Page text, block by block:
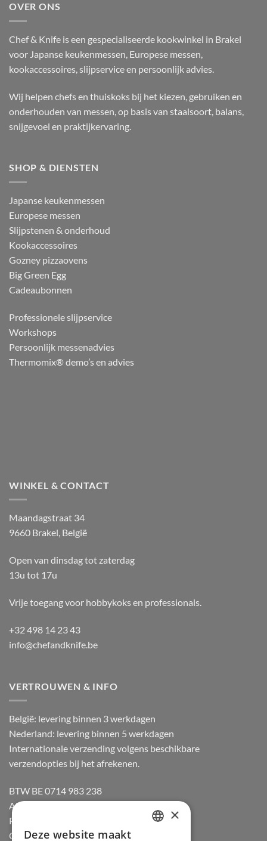
OVER ONS
Chef & Knife is een gespecialiseerde kookwinkel in Brakel
voor Japanse keukenmessen, Europese messen,
kookaccessoires, slijpservice en persoonlijk advies.
Wij helpen chefs en thuiskoks bij het kiezen, gebruiken en
onderhouden van messen, op basis van staalsoort, balans,
snijgevoel en praktijkervaring.
SHOP & DIENSTEN
Japanse keukenmessen
Europese messen
Slijpstenen & onderhoud
Kookaccessoires
Gozney pizzaovens
Big Green Egg
Cadeaubonnen
Professionele slijpservice
Workshops
Persoonlijk messenadvies
Thermomix® demo’s en advies
WINKEL & CONTACT
Maandagstraat 34
9660 Brakel, België
Open van dinsdag tot zaterdag
13u tot 17u
Vrije toegang voor hobbykoks en professionals.
+32 498 14 23 43
info@chefandknife.be
VERTROUWEN & INFO
België: levering binnen 3 werkdagen
Nederland: levering binnen 5 werkdagen
Internationale verzending volgens beschikbare
verzendopties bij het afrekenen.
BTW BE 0714 983 238
Algemene voorwaarden
Privacybeleid
Cookiebeleid
×
Deze website maakt